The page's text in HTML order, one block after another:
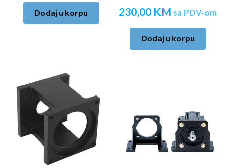
Dodaj u korpu 230,00 KM sa PDV-om
Dodaj u korpu